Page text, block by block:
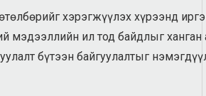
хэрэгжүүлэх хүрээнд
мэдээллийн ил тод байдлыг
бүтээн байгуулалтыг